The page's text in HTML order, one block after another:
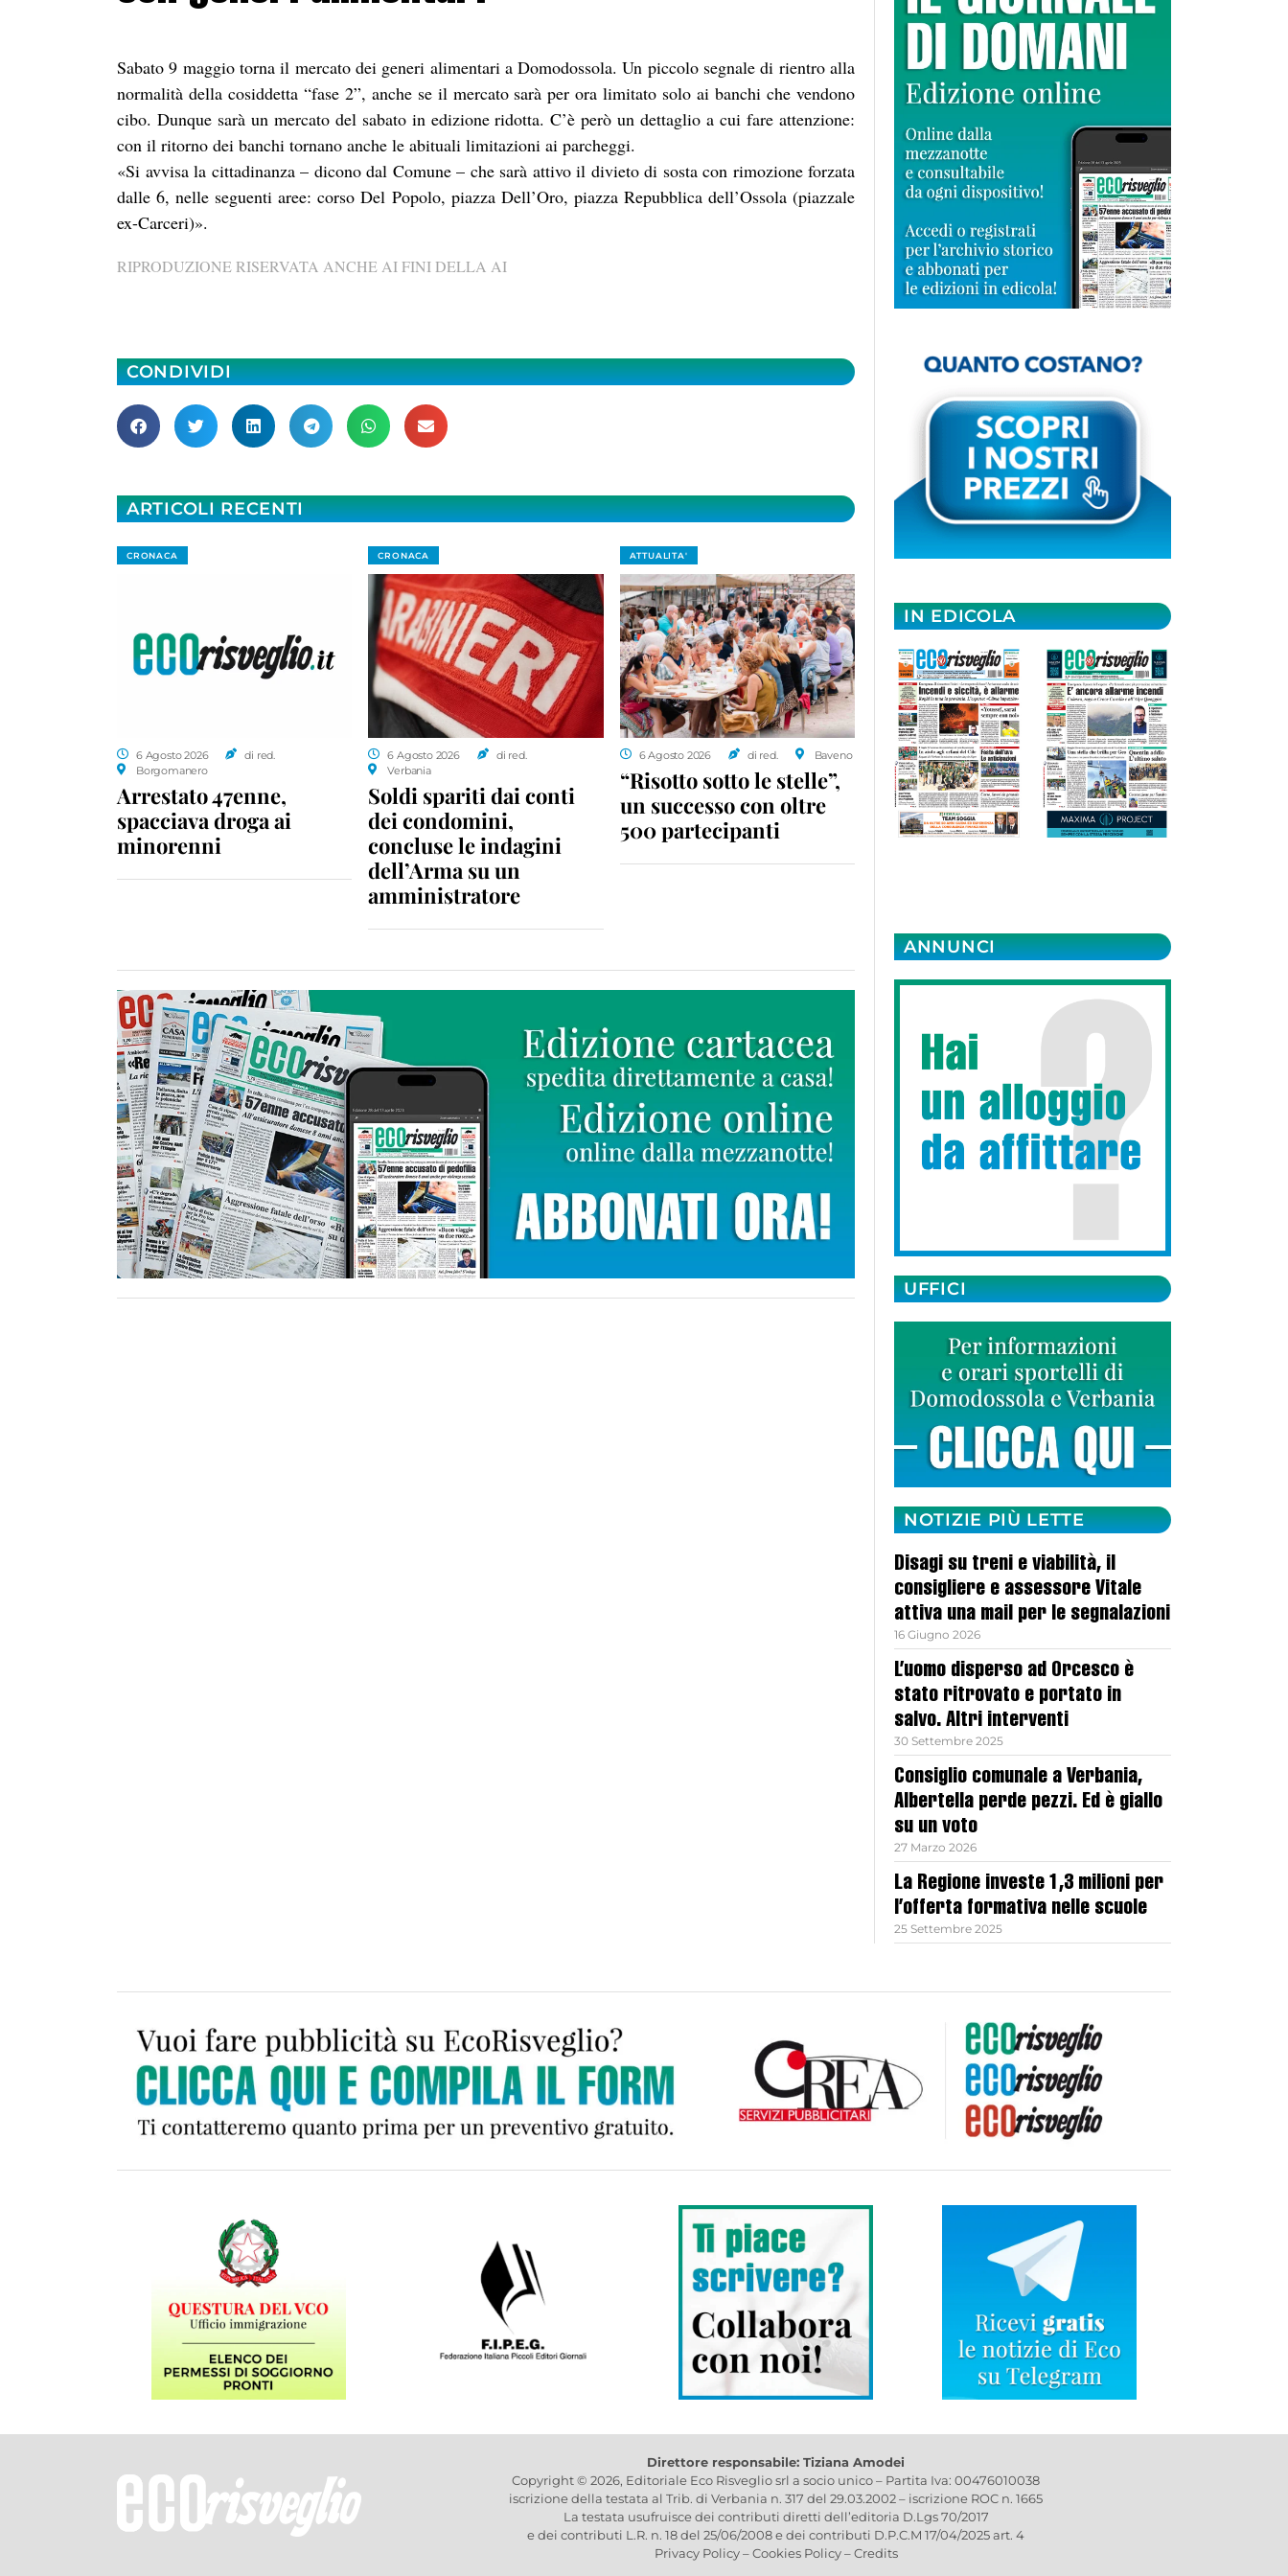
Sabato 9 maggio torna il mercato dei generi alimentari a Domodossola. Un piccolo segnale di rientro alla
normalità della cosiddetta “fase 2”, anche se il mercato sarà per ora limitato solo ai banchi che vendono
cibo. Dunque sarà un mercato del sabato in edizione ridotta. C’è però un dettaglio a cui fare attenzione:
con il ritorno dei banchi tornano anche le abituali limitazioni ai parcheggi.
«Si avvisa la cittadinanza – dicono dal Comune – che sarà attivo il divieto di sosta con rimozione forzata
dalle 6, nelle seguenti aree: corso Del Popolo, piazza Dell’Oro, piazza Repubblica dell’Ossola (piazzale
ex-Carceri)».
RIPRODUZIONE RISERVATA ANCHE AI FINI DELLA AI
CONDIVIDI
ARTICOLI RECENTI
CRONACA
6 Agosto 2026
di red.
Borgomanero
Arrestato 47enne,
spacciava droga ai
minorenni
CRONACA
6 Agosto 2026
di red.
Verbania
Soldi spariti dai conti
dei condomini,
concluse le indagini
dell’Arma su un
amministratore
ATTUALITA'
6 Agosto 2026 di red. Baveno
“Risotto sotto le stelle”,
un successo con oltre
500 partecipanti
IN EDICOLA
ANNUNCI
UFFICI
NOTIZIE PIÙ LETTE
Disagi su treni e viabilità, il
consigliere e assessore Vitale
attiva una mail per le segnalazioni
16 Giugno 2026
L’uomo disperso ad Orcesco è
stato ritrovato e portato in
salvo. Altri interventi
30 Settembre 2025
Consiglio comunale a Verbania,
Albertella perde pezzi. Ed è giallo
su un voto
27 Marzo 2026
La Regione investe 1,3 milioni per
l’offerta formativa nelle scuole
25 Settembre 2025
Direttore responsabile: Tiziana Amodei
Copyright © 2026, Editoriale Eco Risveglio srl a socio unico – Partita Iva: 00476010038
iscrizione della testata al Trib. di Verbania n. 317 del 29.03.2002 – iscrizione ROC n. 1665
La testata usufruisce dei contributi diretti dell’editoria D.Lgs 70/2017
e dei contributi L.R. n. 18 del 25/06/2008 e dei contributi D.P.C.M 17/04/2025 art. 4
Privacy Policy–Cookies Policy–Credits